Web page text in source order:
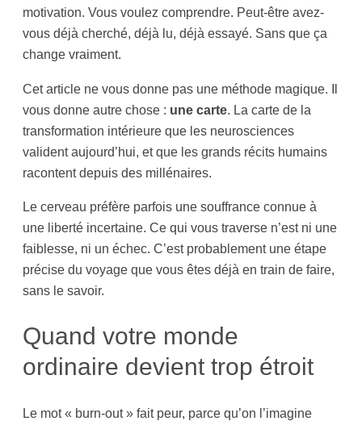
motivation. Vous voulez comprendre. Peut-être avez-
vous déjà cherché, déjà lu, déjà essayé. Sans que ça
change vraiment.
Cet article ne vous donne pas une méthode magique. Il
vous donne autre chose : une carte. La carte de la
transformation intérieure que les neurosciences
valident aujourd’hui, et que les grands récits humains
racontent depuis des millénaires.
Le cerveau préfère parfois une souffrance connue à
une liberté incertaine. Ce qui vous traverse n’est ni une
faiblesse, ni un échec. C’est probablement une étape
précise du voyage que vous êtes déjà en train de faire,
sans le savoir.
Quand votre monde
ordinaire devient trop étroit
Le mot « burn-out » fait peur, parce qu’on l’imagine